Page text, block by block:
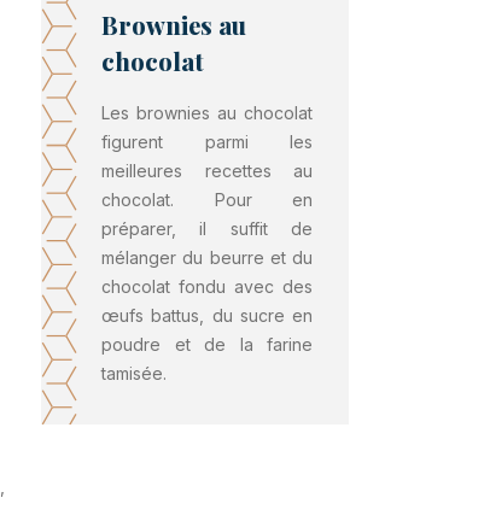
Brownies au
chocolat
Les brownies au chocolat
figurent parmi les
meilleures recettes au
chocolat. Pour en
préparer, il suffit de
mélanger du beurre et du
chocolat fondu avec des
œufs battus, du sucre en
poudre et de la farine
tamisée.